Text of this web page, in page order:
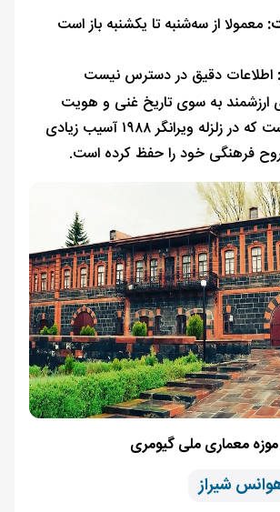
معمولا از سه‌شنبه تا یکشنبه باز است
اطلاعات دقیق در دسترس نیست
ارزشمند به سوی تاریخ غنی و هویت
شهری گیومری است که در زلزله ویرانگر ۱۹۸۸ آسیب زیادی
فرهنگی خود را حفظ کرده است.
موزه معماری ملی گیومری